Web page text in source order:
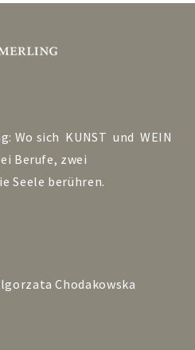
Wo sich KUNST und WEIN
Berufe, zwei
Seele berühren.
Chodakowska